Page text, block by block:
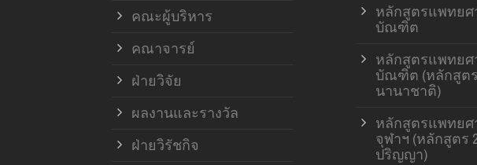
คณะผู้บริหาร
คณาจารย์
ฝ่ายวิจัย
ผลงานและรางวัล
ฝ่ายวิรัชกิจ
หลักสูตรแพทยศ
บัณฑิต
หลักสูตรแพทยศ
บัณฑิต (หลักสูตร
นานาชาติ)
หลักสูตรแพทยศ
จุฬาฯ (หลักสูตร
ปริญญา)